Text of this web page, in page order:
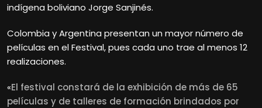
indígena boliviano Jorge Sanjinés.
Colombia y Argentina presentan un mayor número de
películas en el Festival, pues cada uno trae al menos 12
realizaciones.
«El festival constará de la exhibición de más de 65
películas y de talleres de formación brindados por